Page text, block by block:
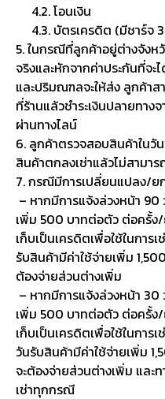
4.2. โอนเงิน
4.3. บัตรเครดิต (มีชาร์จ
5. ในกรณีที่ลูกค้าอยู่ต่างจังห
จริงและหักจากค่าประกันที่จ
และปริมณฑลจะให้ส่ง ลูกค้าส
ที่ร้านแล้วชำระเงินปลายทา
ผ่านทางไลน์
6. ลูกค้าตรวจสอบสินค้าในวั
สินค้าตกลงเช่าแล้วไม่สามา
7. กรณีมีการเปลี่ยนแปลง/ย
– หากมีการแจ้งล่วงหน้า 90
เพิ่ม 500 บาทต่อตัว ต่อครั้ง
เก็บเป็นเครดิตเพื่อใช้ในการ
รับสินค้ามีค่าใช้จ่ายเพิ่ม
ต้องจ่ายส่วนต่างเพิ่ม
– หากมีการแจ้งล่วงหน้า 30
เพิ่ม 500 บาทต่อตัว ต่อครั้ง/
เก็บเป็นเครดิตเพื่อใช้ในการ
วันรับสินค้ามีค่าใช้จ่ายเพิ่ม
จะต้องจ่ายส่วนต่างเพิ่ม และ
เช่าทุกกรณี